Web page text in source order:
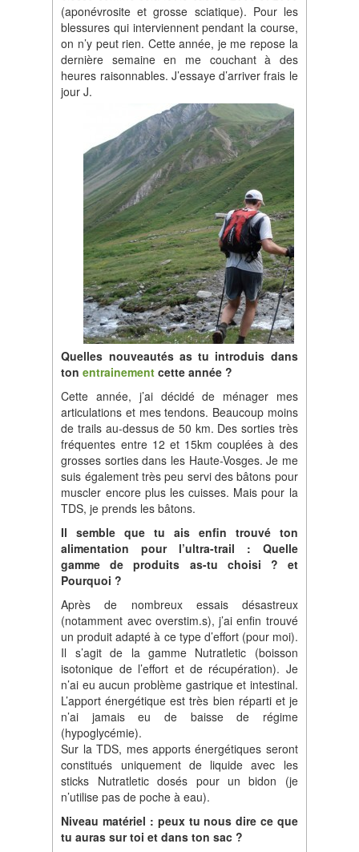
(aponévrosite et grosse sciatique). Pour les
blessures qui interviennent pendant la course,
on n’y peut rien. Cette année, je me repose la
dernière semaine en me couchant à des
heures raisonnables. J’essaye d’arriver frais le
jour J.
Quelles nouveautés as tu introduis dans
tonentrainement cette année ?
Cette année, j’ai décidé de ménager mes
articulations et mes tendons. Beaucoup moins
de trails au-dessus de 50 km. Des sorties très
fréquentes entre 12 et 15km couplées à des
grosses sorties dans les Haute-Vosges. Je me
suis également très peu servi des bâtons pour
muscler encore plus les cuisses. Mais pour la
TDS, je prends les bâtons.
Il semble que tu ais enfin trouvé ton
alimentation pour l’ultra-trail : Quelle
gamme de produits as-tu choisi ? et
Pourquoi ?
Après de nombreux essais désastreux
(notamment avec overstim.s), j’ai enfin trouvé
un produit adapté à ce type d’effort (pour moi).
Il s’agit de la gamme Nutratletic (boisson
isotonique de l’effort et de récupération). Je
n’ai eu aucun problème gastrique et intestinal.
L’apport énergétique est très bien réparti et je
n’ai jamais eu de baisse de régime
(hypoglycémie).
Sur la TDS, mes apports énergétiques seront
constitués uniquement de liquide avec les
sticks Nutratletic dosés pour un bidon (je
n’utilise pas de poche à eau).
Niveau matériel : peux tu nous dire ce que
tu auras sur toi et dans ton sac ?